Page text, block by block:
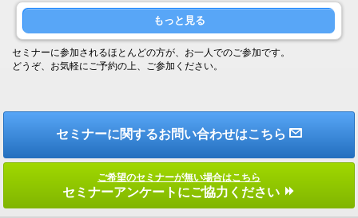
もっと見る
セミナーに参加されるほとんどの方が、お一人でのご参加です。
どうぞ、お気軽にご予約の上、ご参加ください。
セミナーに関するお問い合わせはこちら
ご希望のセミナーが無い場合はこちら
セミナーアンケートにご協力ください